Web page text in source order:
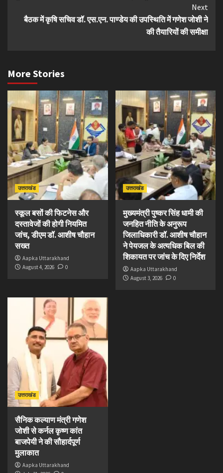
Next
बैठक में कृषि सचिव डॉ. एस.एन. पाण्डेय की उपस्थिति में गणेश जोशी ने
की तैयारियों की समीक्षा
More Stories
उत्तराखंड
स्कूल बसों की फिटनेस और
दस्तावेजों की होगी नियमित
जांच, डीएम डॉ. आशीष चौहान
सख्त
Aapka Uttarakhand
August 4, 2026
0
उत्तराखंड
मुख्यमंत्री पुष्कर सिंह धामी की
जनहित नीति के अनुरूप
जिलाधिकारी डॉ. आशीष चौहान
ने पेयजल के अत्यधिक बिल की
शिकायत पर जांच के दिए निर्देश
Aapka Uttarakhand
August 3, 2026
0
उत्तराखंड
सैनिक कल्याण मंत्री गणेश
जोशी से कर्नल कृष्ण कांत
बाजपेयी ने की सौहार्दपूर्ण
मुलाकात
Aapka Uttarakhand